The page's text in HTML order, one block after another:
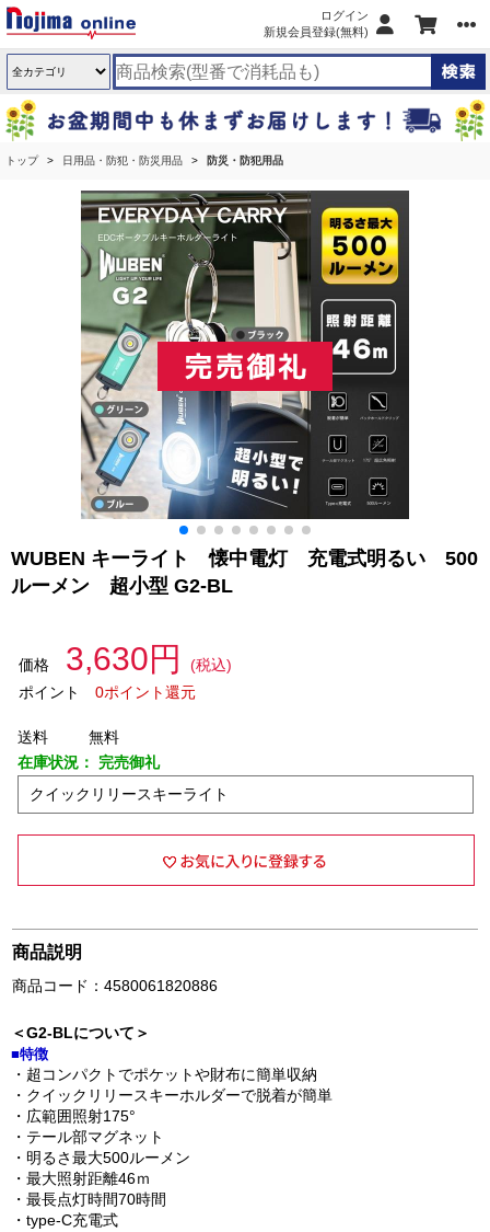
ログイン
新規会員登録(無料)
トップ 日用品・防犯・防災用品 防災・防犯用品
WUBEN キーライト 懐中電灯 充電式明るい 500
ルーメン 超小型 G2-BL
価格 3,630円
(税込)
ポイント
0ポイント還元
送料
無料
在庫状況： 完売御礼
クイックリリースキーライト
商品説明
商品コード：4580061820886
＜G2-BLについて＞
■特徴
・超コンパクトでポケットや財布に簡単収納
・クイックリリースキーホルダーで脱着が簡単
・広範囲照射175°
・テール部マグネット
・明るさ最大500ルーメン
・最大照射距離46ｍ
・最長点灯時間70時間
・type-C充電式